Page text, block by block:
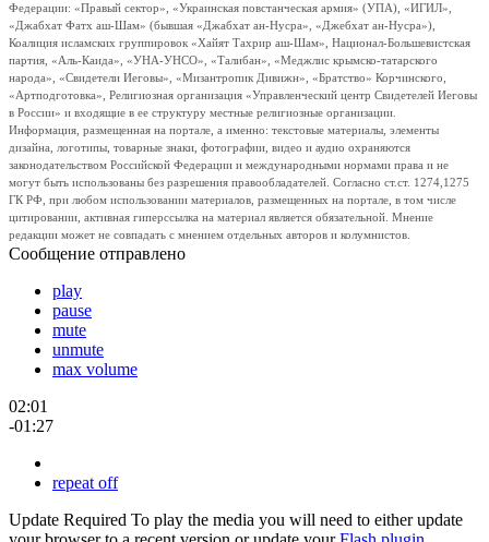
Федерации: «Правый сектор», «Украинская повстанческая армия» (УПА), «ИГИЛ»,
«Джабхат Фатх аш-Шам» (бывшая «Джабхат ан-Нусра», «Джебхат ан-Нусра»),
Коалиция исламских группировок «Хайят Тахрир аш-Шам», Национал-Большевистская
партия, «Аль-Каида», «УНА-УНСО», «Талибан», «Меджлис крымско-татарского
народа», «Свидетели Иеговы», «Мизантропик Дивижн», «Братство» Корчинского,
«Артподготовка», Религиозная организация «Управленческий центр Свидетелей Иеговы
в России» и входящие в ее структуру местные религиозные организации.
Информация, размещенная на портале, а именно: текстовые материалы, элементы
дизайна, логотипы, товарные знаки, фотографии, видео и аудио охраняются
законодательством Российской Федерации и международными нормами права и не
могут быть использованы без разрешения правообладателей. Согласно ст.ст. 1274,1275
ГК РФ, при любом использовании материалов, размещенных на портале, в том числе
цитировании, активная гиперссылка на материал является обязательной. Мнение
редакции может не совпадать с мнением отдельных авторов и колумнистов.
Сообщение отправлено
play
pause
mute
unmute
max volume
02:01
-01:27
repeat off
Update Required To play the media you will need to either update